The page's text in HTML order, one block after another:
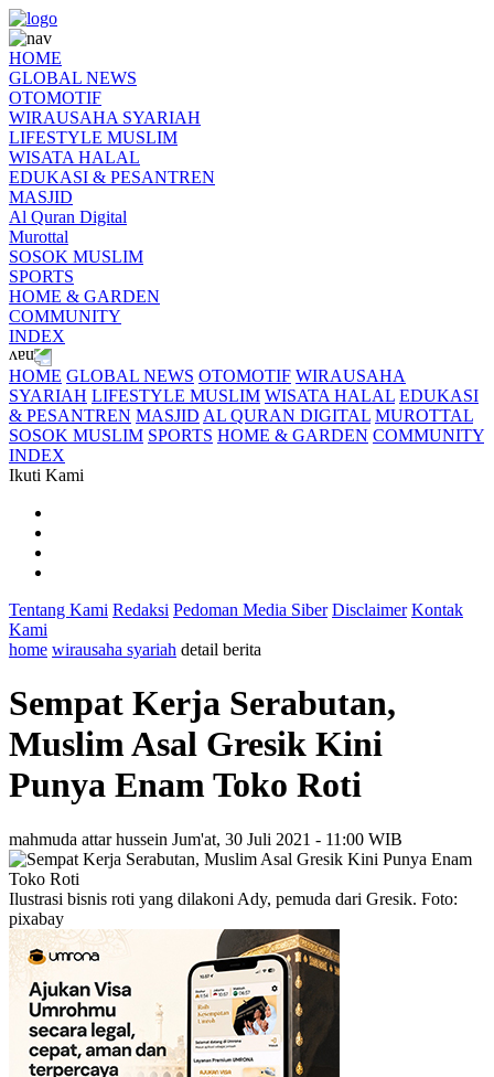
HOME
GLOBAL NEWS
OTOMOTIF
WIRAUSAHA SYARIAH
LIFESTYLE MUSLIM
WISATA HALAL
EDUKASI & PESANTREN
MASJID
Al Quran Digital
Murottal
SOSOK MUSLIM
SPORTS
HOME & GARDEN
COMMUNITY
INDEX
HOME GLOBAL NEWS OTOMOTIF WIRAUSAHA
SYARIAH LIFESTYLE MUSLIM WISATA HALAL EDUKASI
& PESANTREN MASJID AL QURAN DIGITAL MUROTTAL
SOSOK MUSLIM SPORTS HOME & GARDEN COMMUNITY
INDEX
Ikuti Kami
Tentang Kami Redaksi Pedoman Media Siber Disclaimer Kontak
Kami
home wirausaha syariah detail berita
Sempat Kerja Serabutan,
Muslim Asal Gresik Kini
Punya Enam Toko Roti
mahmuda attar hussein Jum'at, 30 Juli 2021 - 11:00 WIB
Ilustrasi bisnis roti yang dilakoni Ady, pemuda dari Gresik. Foto:
pixabay